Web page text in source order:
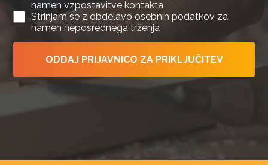
namen vzpostavitve kontakta
Strinjam se z obdelavo osebnih podatkov za
namen neposrednega trženja
ODDAJ PRIJAVNICO ZA PRIKLJUČITEV